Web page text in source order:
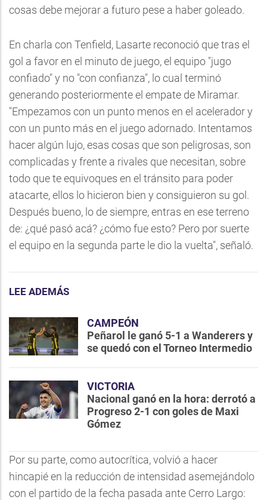
cosas debe mejorar a futuro pese a haber goleado.
En charla con Tenfield, Lasarte reconoció que tras el
gol a favor en el minuto de juego, el equipo "jugo
confiado" y no "con confianza", lo cual terminó
generando posteriormente el empate de Miramar.
"Empezamos con un punto menos en el acelerador y
con un punto más en el juego adornado. Intentamos
hacer algún lujo, esas cosas que son peligrosas, son
complicadas y frente a rivales que necesitan, sobre
todo que te equivoques en el tránsito para poder
atacarte, ellos lo hicieron bien y consiguieron su gol.
Después bueno, lo de siempre, entras en ese terreno
de: ¿qué pasó acá? ¿cómo fue esto? Pero por suerte
el equipo en la segunda parte le dio la vuelta", señaló.
LEE ADEMÁS
CAMPEÓN
Peñarol le ganó 5-1 a Wanderers y
se quedó con el Torneo Intermedio
VICTORIA
Nacional ganó en la hora: derrotó a
Progreso 2-1 con goles de Maxi
Gómez
Por su parte, como autocrítica, volvió a hacer
hincapié en la reducción de intensidad asemejándolo
con el partido de la fecha pasada ante Cerro Largo: